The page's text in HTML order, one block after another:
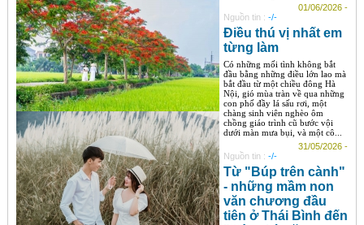
01/06/2026 -
Nguồn tin : -/-
Điều thú vị nhất em
từng làm
Có những mối tình không bắt
đầu bằng những điều lớn lao mà
bắt đầu từ một chiều đông Hà
Nội, gió mùa tràn về qua những
con phố đầy lá sấu rơi, một
chàng sinh viên nghèo ôm
chồng giáo trình cũ bước vội
dưới màn mưa bụi, và một cô...
31/05/2026 -
Nguồn tin : -/-
Từ "Búp trên cành"
- những mầm non
văn chương đầu
tiên ở Thái Bình đến